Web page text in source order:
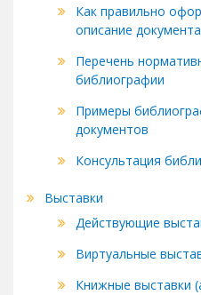
Как правильно
описание документа
Перечень
библиографии
Примеры
документов
Консультация
Выставки
Действующие
Виртуальные
Книжные выставки